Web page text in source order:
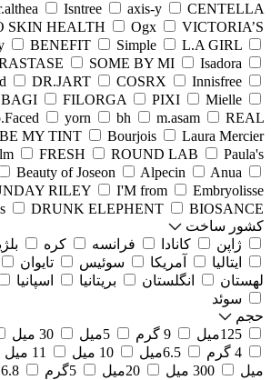
Isntree axis-y
CENTELLA
SKIN HEALTH Ogx
VICTORIA’S
BENEFIT Simple
L.A GIRL
SOME BY MI
Isadora
DR.JART COSRX
Innisfree
FILORGA PIXI
Mielle
yorn bh m.asam
REAL
BE MY TINT Bourjois
Laura Mercier
FRESH ROUND LAB
Paula's
Beauty of Joseon Alpecin
Anua
RILEY I'M from
Embryolisse
DRUNK ELEPHENT
BIOSANCE
کشور ساخت
ژاپن
کانادا فرانسه کره
ایتالیا
آمریکا سوئیس تایوان
لهستان
انگلستان بریتانیا اسپانیا
سوئد
حجم
125میل
9 گرم 5میل 30 میل
4 گرم
6.5میل 10 میل 11 میل
میل
300 میل 20میل 5گرم 6.8 میل